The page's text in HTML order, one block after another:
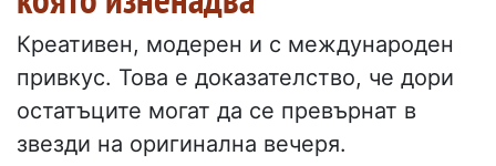
Креативен, модерен и с международен
привкус. Това е доказателство, че дори
остатъците могат да се превърнат в
звезди на оригинална вечеря.